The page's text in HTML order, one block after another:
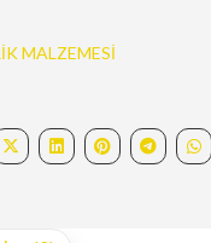
MALZEMESİ